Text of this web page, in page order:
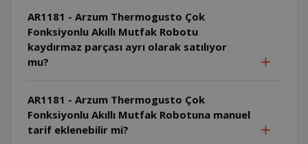
AR1181 - Arzum Thermogusto Çok
Fonksiyonlu Akıllı Mutfak Robotu
kaydırmaz parçası ayrı olarak satılıyor
mu?
AR1181 - Arzum Thermogusto Çok
Fonksiyonlu Akıllı Mutfak Robotuna manuel
tarif eklenebilir mi?